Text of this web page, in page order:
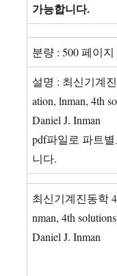
가능합니다.
분량 : 500 페이지
설명 : 최신기계
ation, lnman, 4th
Daniel J. Inman
pdf파일로 파트
니다.
최신기계진동학
nman, 4th
Daniel J. Inman